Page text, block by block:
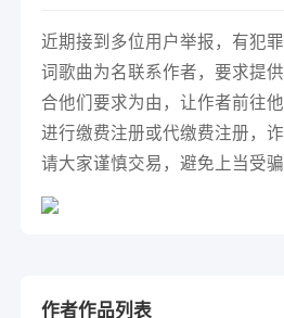
近期接到多位用户举报，有犯
词歌曲为名联系作者，要求提
合他们要求为由，让作者前往
进行缴费注册或代缴费注册，
请大家谨慎交易，避免上当受
作者作品列表